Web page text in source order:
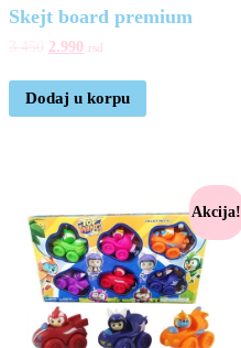
Skejt board premium
2.990 rsd
Dodaj u korpu
Akcija!